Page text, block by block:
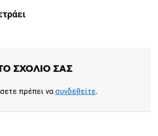
ΣΧΌΛΙΟ ΣΑΣ
πρέπει νασυνδεθείτε.